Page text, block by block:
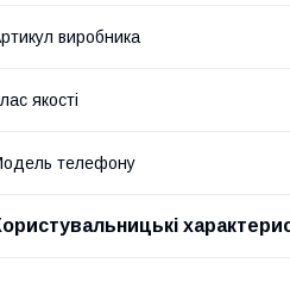
виробника
якості
телефону